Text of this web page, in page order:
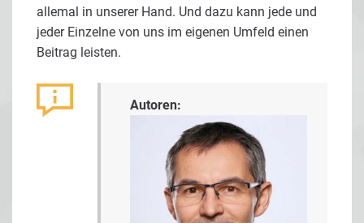
allemal in unserer Hand. Und dazu kann jede und
jeder Einzelne von uns im eigenen Umfeld einen
Beitrag leisten.
Autoren: